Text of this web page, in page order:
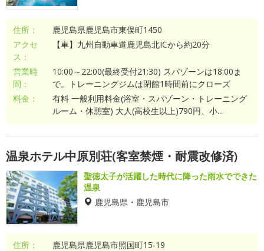
住所：
鹿児島県鹿児島市東俣町1450
アクセ
ス：
【車】九州自動車道鹿児島北ICから約20分
営業時
間：
10:00～22:00(最終受付21:30) スパゾーンは18:00ま
で。トレーニングジムは閉館1時間前にクローズ
料金：
有料 一般利用料金(浴室・スパゾーン・トレーニング
ルーム・休憩室) 大人(高校生以上)790円、小...
温泉ホテル中原別荘(客室禁煙・耐震改修済)
聖徳太子が活躍した時代に降った雨水でできた
温泉
鹿児島県・鹿児島市
住所：
鹿児島県鹿児島市照国町15-19